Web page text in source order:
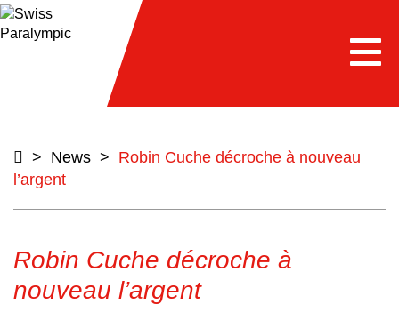
> News > Robin Cuche décroche à nouveau
l’argent
Robin Cuche décroche à
nouveau l’argent